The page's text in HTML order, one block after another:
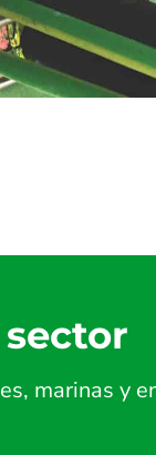
marinas y